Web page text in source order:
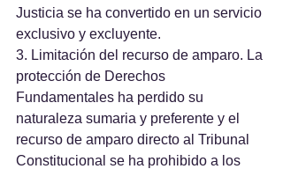
Justicia se ha convertido en un servicio
exclusivo y excluyente.
3. Limitación del recurso de amparo. La
protección de Derechos
Fundamentales ha perdido su
naturaleza sumaria y preferente y el
recurso de amparo directo al Tribunal
Constitucional se ha prohibido a los